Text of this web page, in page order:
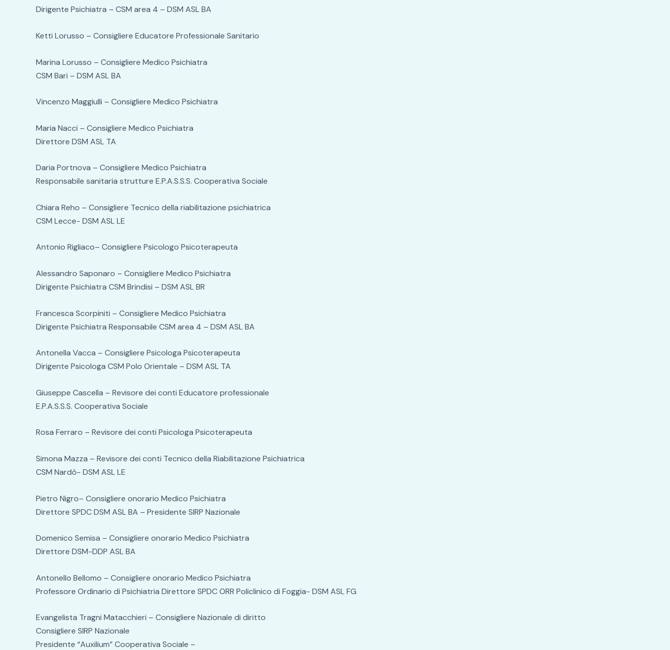
Dirigente Psichiatra – CSM area 4 – DSM ASL BA
Ketti Lorusso – Consigliere Educatore Professionale Sanitario
Marina Lorusso – Consigliere Medico Psichiatra
CSM Bari – DSM ASL BA
Vincenzo Maggiulli – Consigliere Medico Psichiatra
Maria Nacci – Consigliere Medico Psichiatra
Direttore DSM ASL TA
Daria Portnova – Consigliere Medico Psichiatra
Responsabile sanitaria strutture E.P.A.S.S.S. Cooperativa Sociale
Chiara Reho – Consigliere Tecnico della riabilitazione psichiatrica
CSM Lecce- DSM ASL LE
Antonio Rigliaco– Consigliere Psicologo Psicoterapeuta
Alessandro Saponaro – Consigliere Medico Psichiatra
Dirigente Psichiatra CSM Brindisi – DSM ASL BR
Francesca Scorpiniti – Consigliere Medico Psichiatra
Dirigente Psichiatra Responsabile CSM area 4 – DSM ASL BA
Antonella Vacca – Consigliere Psicologa Psicoterapeuta
Dirigente Psicologa CSM Polo Orientale – DSM ASL TA
Giuseppe Cascella – Revisore dei conti Educatore professionale
E.P.A.S.S.S. Cooperativa Sociale
Rosa Ferraro – Revisore dei conti Psicologa Psicoterapeuta
Simona Mazza – Revisore dei conti Tecnico della Riabilitazione Psichiatrica
CSM Nardò- DSM ASL LE
Pietro Nigro– Consigliere onorario Medico Psichiatra
Direttore SPDC DSM ASL BA – Presidente SIRP Nazionale
Domenico Semisa – Consigliere onorario Medico Psichiatra
Direttore DSM-DDP ASL BA
Antonello Bellomo – Consigliere onorario Medico Psichiatra
Professore Ordinario di Psichiatria Direttore SPDC ORR Policlinico di Foggia- DSM ASL FG
Evangelista Tragni Matacchieri – Consigliere Nazionale di diritto
Consigliere SIRP Nazionale
Presidente “Auxilium” Cooperativa Sociale –